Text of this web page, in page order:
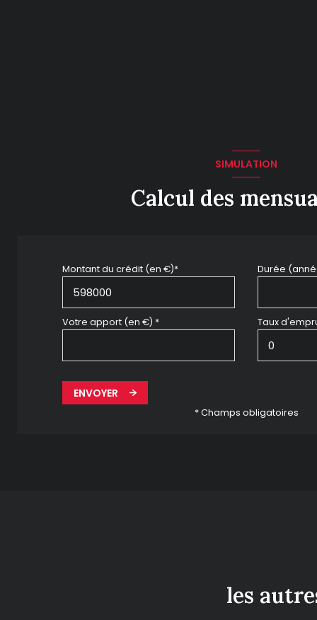
SIMULATION
Calcul des
Montant du crédit (en €)* Durée
Votre apport (en €) * Taux
ENVOYER
* Champs obligatoires
les